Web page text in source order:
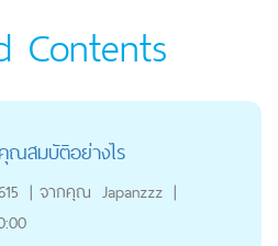
Contents
ณสมบัติอย่างไร
| จากคุณ Japanzzz |